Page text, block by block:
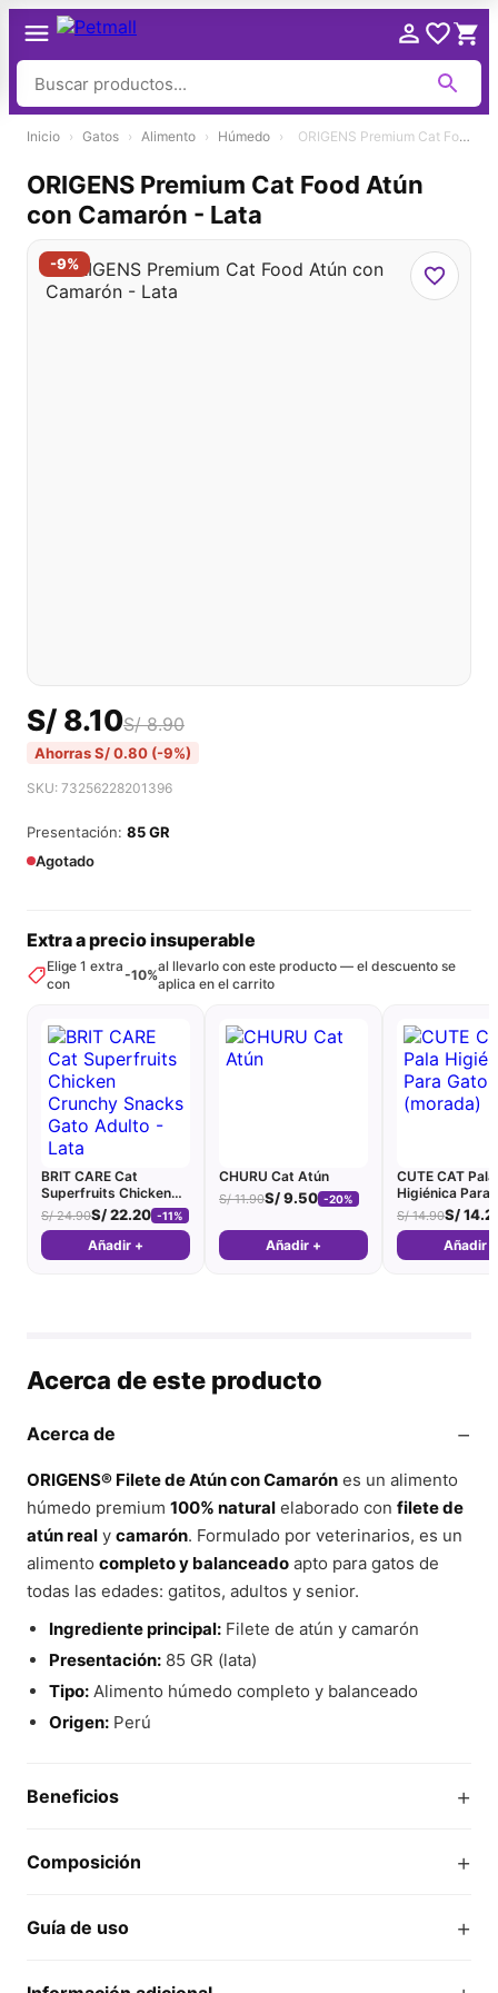
contenido
Inicio › Gatos › Alimento › Húmedo › ORIGENS Premium Cat Food Atún con Camarón - Lata
-9%
ORIGENS Premium Cat Food Atún
con Camarón - Lata
S/ 8.10S/8.90
AhorrasS/0.80 (-9%)
SKU: 73256228201396
Presentación: 85 GR
Agotado
Extra a precio insuperable
Elige 1 extra
con
-10%
al llevarlo con este producto — el descuento se
aplica en el carrito
BRIT CARE Cat
Superfruits Chicken
Crunchy Snacks Gato
Adulto - Lata
S/24.90S/22.20 -11%
Añadir +
CHURU Cat Atún
S/11.90S/9.50 -20%
Añadir +
CUTE CAT Pala
Higiénica Para
(morada)
S/14.90S/
Añadir +
Acerca de este producto
Acerca de −
ORIGENS® Filete de Atún con Camarón es un alimento
húmedo premium 100% natural elaborado con filete de
atún real y camarón. Formulado por veterinarios, es un
alimento completo y balanceado apto para gatos de
todas las edades: gatitos, adultos y senior.
Ingrediente principal:Filete de atún y camarón
Presentación:85 GR (lata)
Tipo:Alimento húmedo completo y balanceado
Origen:Perú
Beneficios +
Composición +
Guía de uso +